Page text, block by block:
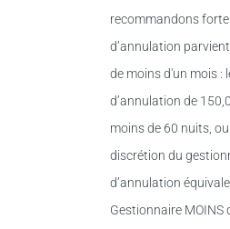
recommandons
d’annulation
de moins d'un mois :
d’annulation de
moins de 60 nuits,
discrétion du
d’annulation
Gestionnaire MOINS